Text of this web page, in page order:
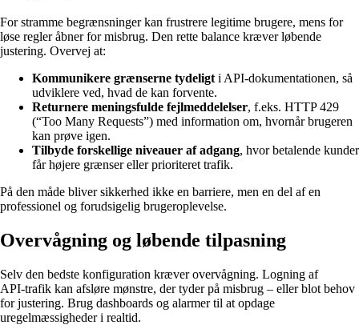
For stramme begrænsninger kan frustrere legitime brugere, mens for
løse regler åbner for misbrug. Den rette balance kræver løbende
justering. Overvej at:
Kommunikere grænserne tydeligt i API‑dokumentationen, så
udviklere ved, hvad de kan forvente.
Returnere meningsfulde fejlmeddelelser, f.eks. HTTP 429
(“Too Many Requests”) med information om, hvornår brugeren
kan prøve igen.
Tilbyde forskellige niveauer af adgang, hvor betalende kunder
får højere grænser eller prioriteret trafik.
På den måde bliver sikkerhed ikke en barriere, men en del af en
professionel og forudsigelig brugeroplevelse.
Overvågning og løbende tilpasning
Selv den bedste konfiguration kræver overvågning. Logning af
API‑trafik kan afsløre mønstre, der tyder på misbrug – eller blot behov
for justering. Brug dashboards og alarmer til at opdage
uregelmæssigheder i realtid.